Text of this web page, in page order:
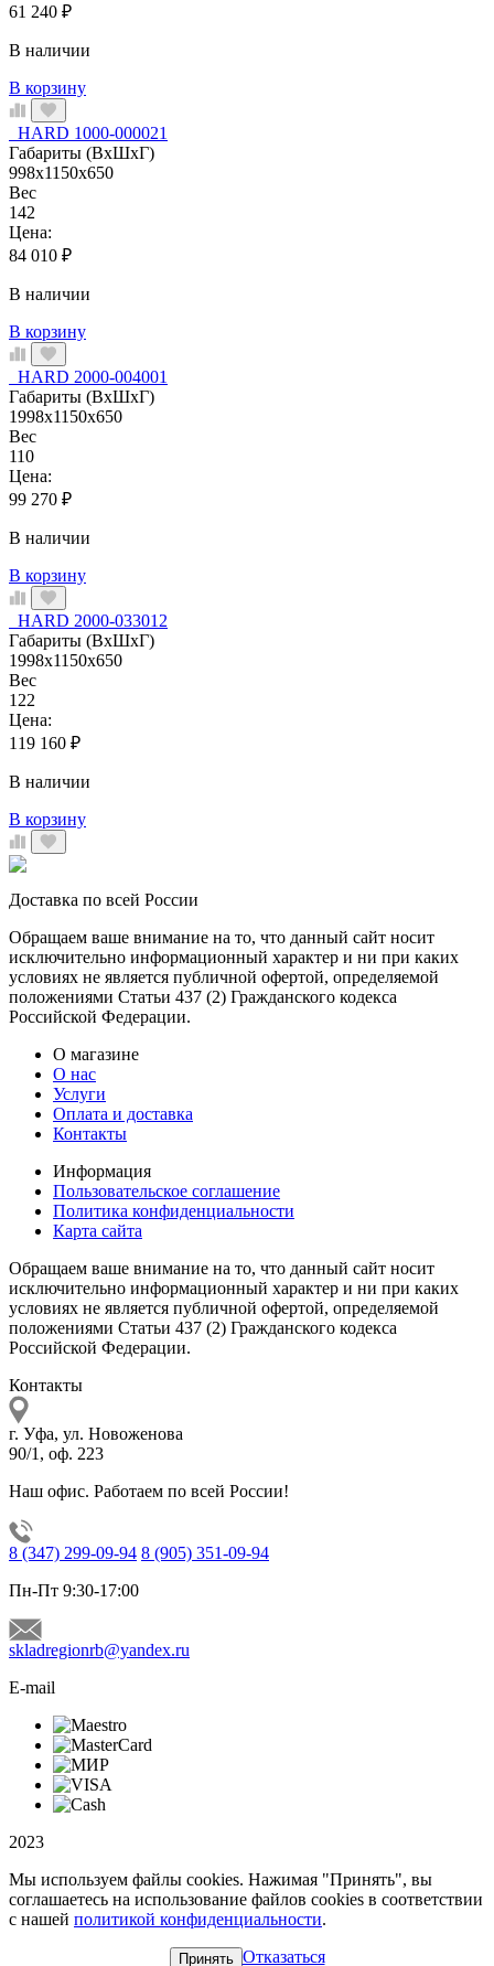
61 240 ₽
В наличии
В корзину
HARD 1000-000021
Габариты (ВхШхГ)
998x1150x650
Вес
142
Цена:
84 010 ₽
В наличии
В корзину
HARD 2000-004001
Габариты (ВхШхГ)
1998x1150x650
Вес
110
Цена:
99 270 ₽
В наличии
В корзину
HARD 2000-033012
Габариты (ВхШхГ)
1998x1150x650
Вес
122
Цена:
119 160 ₽
В наличии
В корзину
Доставка по всей России
Обращаем ваше внимание на то, что данный сайт носит
исключительно информационный характер и ни при каких
условиях не является публичной офертой, определяемой
положениями Статьи 437 (2) Гражданского кодекса
Российской Федерации.
О магазине
О нас
Услуги
Оплата и доставка
Контакты
Информация
Пользовательское соглашение
Политика конфиденциальности
Карта сайта
Обращаем ваше внимание на то, что данный сайт носит
исключительно информационный характер и ни при каких
условиях не является публичной офертой, определяемой
положениями Статьи 437 (2) Гражданского кодекса
Российской Федерации.
Контакты
г. Уфа, ул. Новоженова
90/1, оф. 223
Наш офис. Работаем по всей России!
8 (347) 299-09-94 8 (905) 351-09-94
Пн-Пт 9:30-17:00
skladregionrb@yandex.ru
E-mail
2023
Мы используем файлы cookies. Нажимая "Принять", вы
соглашаетесь на использование файлов cookies в соответствии
с нашей политикой конфиденциальности.
Принять Отказаться